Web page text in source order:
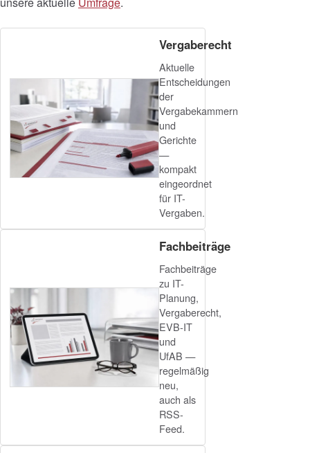
Vergaberecht
Aktuelle
Entscheidungen
der
Vergabekammern
und
Gerichte
—
kompakt
eingeordnet
für IT-
Vergaben.
Fachbeiträge
Fachbeiträge
zu IT-
Planung,
Vergaberecht,
EVB-IT
und
UfAB —
regelmäßig
neu,
auch als
RSS-
Feed.